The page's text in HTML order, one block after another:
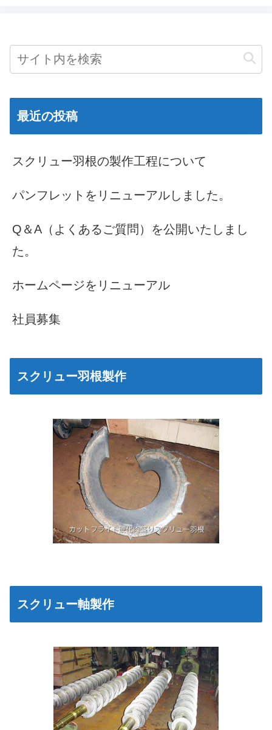
最近の投稿
スクリュー羽根の製作工程について
パンフレットをリニューアルしました。
Q＆A（よくあるご質問）を公開いたしまし
た。
ホームページをリニューアル
社員募集
スクリュー羽根製作
スクリュー軸製作